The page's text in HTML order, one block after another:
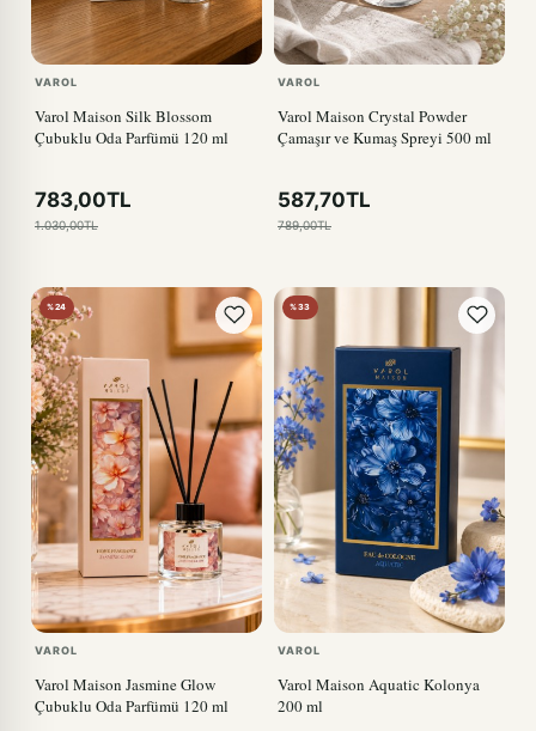
VAROL
Varol Maison Silk Blossom
Çubuklu Oda Parfümü 120 ml
783,00TL
1.030,00TL
VAROL
Varol Maison Crystal Powder
Çamaşır ve Kumaş Spreyi 500 ml
587,70TL
789,00TL
%24
VAROL
Varol Maison Jasmine Glow
Çubuklu Oda Parfümü 120 ml
%33
VAROL
Varol Maison Aquatic Kolonya
200 ml